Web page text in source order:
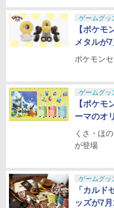
ゲームグッ
【ポケ
メタルが
ポケモン
ゲームグッ
【ポケ
ーマのオ
くさ・ほ
が登場
ゲームグッ
「カル
ッズが7